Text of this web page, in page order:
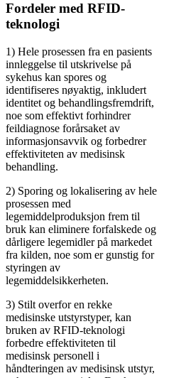
Fordeler med RFID-
teknologi
1) Hele prosessen fra en pasients
innleggelse til utskrivelse på
sykehus kan spores og
identifiseres nøyaktig, inkludert
identitet og behandlingsfremdrift,
noe som effektivt forhindrer
feildiagnose forårsaket av
informasjonsavvik og forbedrer
effektiviteten av medisinsk
behandling.
2) Sporing og lokalisering av hele
prosessen med
legemiddelproduksjon frem til
bruk kan eliminere forfalskede og
dårligere legemidler på markedet
fra kilden, noe som er gunstig for
styringen av
legemiddelsikkerheten.
3) Stilt overfor en rekke
medisinske utstyrstyper, kan
bruken av RFID-teknologi
forbedre effektiviteten til
medisinsk personell i
håndteringen av medisinsk utstyr,